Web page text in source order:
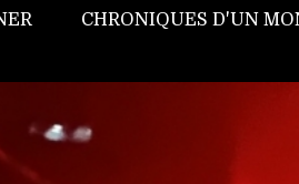
CHRONIQUES D'UN